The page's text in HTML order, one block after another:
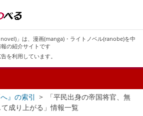
」は、漫画(manga)・ライトノベル(ranobe)を中
の紹介サイトです
を利用しています。
へ』の索引
「平民出身の帝国将官、無
成り上がる」情報一覧